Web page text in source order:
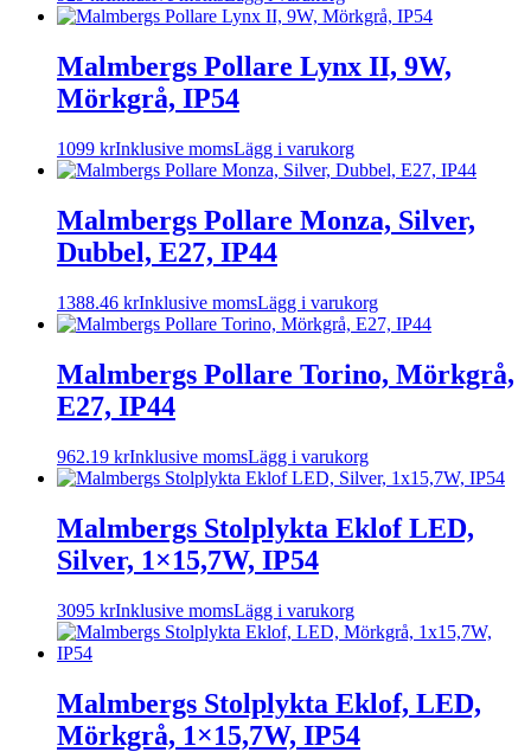
Malmbergs Pollare Lynx II, 9W,
Mörkgrå, IP54
1099 krInklusive momsLägg i varukorg
Malmbergs Pollare Monza, Silver,
Dubbel, E27, IP44
1388.46 krInklusive momsLägg i varukorg
Malmbergs Pollare Torino, Mörkgrå,
E27, IP44
962.19 krInklusive momsLägg i varukorg
Malmbergs Stolplykta Eklof LED,
Silver, 1×15,7W, IP54
3095 krInklusive momsLägg i varukorg
Malmbergs Stolplykta Eklof, LED,
Mörkgrå, 1×15,7W, IP54